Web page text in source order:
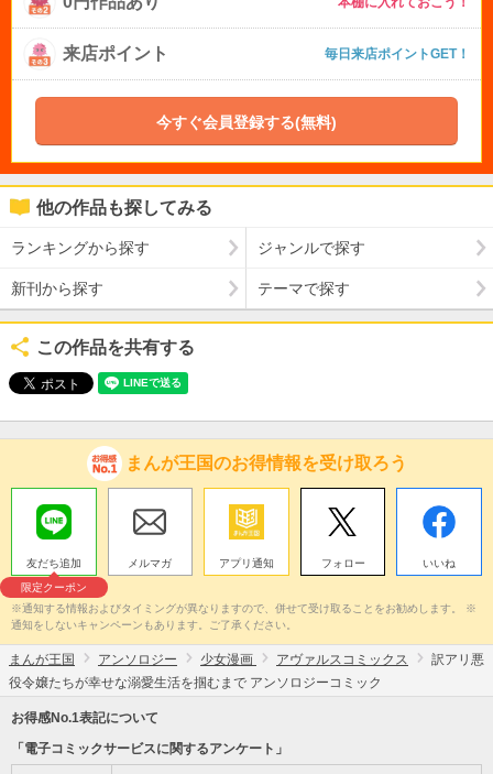
来店ポイント 毎日来店ポイントGET！
今すぐ会員登録する(無料)
他の作品も探してみる
ランキングから探す ジャンルで探す
新刊から探す テーマで探す
この作品を共有する
まんが王国のお得情報を受け取ろう
友だち追加
限定クーポン
メルマガ アプリ通知 フォロー いいね
※通知する情報およびタイミングが異なりますので、併せて受け取ることをお勧めします。 ※
通知をしないキャンペーンもあります。ご了承ください。
まんが王国 アンソロジー 少女漫画 アヴァルスコミックス
訳アリ悪
役令嬢たちが幸せな溺愛生活を掴むまで アンソロジーコミック
お得感No.1表記について
「電子コミックサービスに関するアンケート」